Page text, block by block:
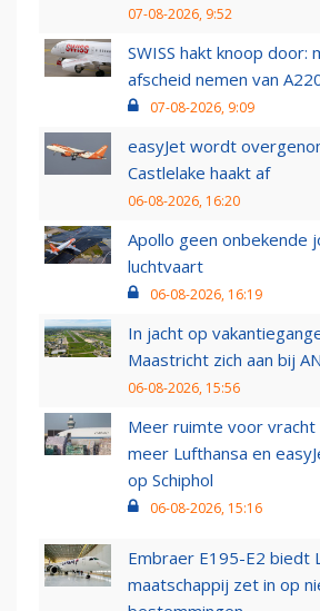
07-08-2026, 9:52
SWISS hakt knoop door:
afscheid nemen van
07-08-2026, 9:09
easyJet wordt
Castlelake haakt af
06-08-2026, 16:20
Apollo geen onbekende
luchtvaart
06-08-2026, 16:19
In jacht op
Maastricht zich aan bij
06-08-2026, 15:56
Meer ruimte voor
meer Lufthansa en
op Schiphol
06-08-2026, 15:16
Embraer E195-E2 biedt
maatschappij zet in op